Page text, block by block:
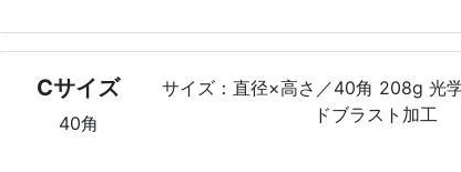
Cサイズ
40角
サイズ：直径×高さ／40角 208g 光
ドブラスト加工